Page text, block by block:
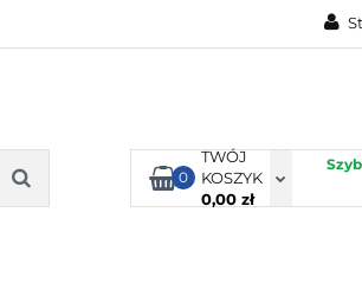
0
TWÓJ
KOSZYK
0,00 zł